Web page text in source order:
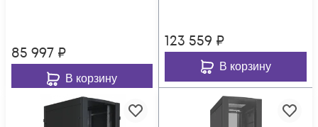
85 997 ₽
В корзину
123 559 ₽
В корзину